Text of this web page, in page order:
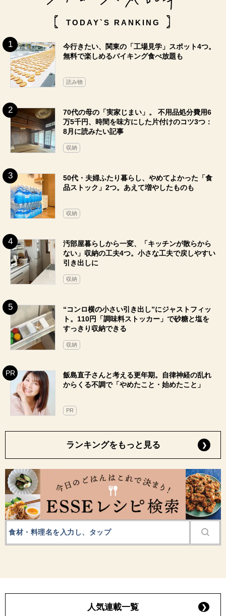
TODAY`S RANKING
今行きたい、関東の「工場見学」スポット4つ。
無料で楽しめるバイキング食べ放題も
読み物
70代の母の「実家じまい」。 不用品処分費用6
万5千円、時間を味方にした片付けのコツ3つ：
8月に読みたい記事
収納
50代・夫婦ふたり暮らし、やめてよかった「食
品ストック」2つ。あえて増やしたものも
収納
汚部屋暮らしから一変、「キッチンが散らから
ない」収納の工夫4つ。小さな工夫で戻しやすい
引き出しに
収納
“コンロ横の小さい引き出し”にジャストフィッ
ト。110円「調味料ストッカー」で砂糖と塩を
すっきり収納できる
収納
飯島直子さんと考える更年期。自律神経の乱れ
からくる不調で「やめたこと・始めたこと」
PR
ランキングをもっと見る
人気連載一覧